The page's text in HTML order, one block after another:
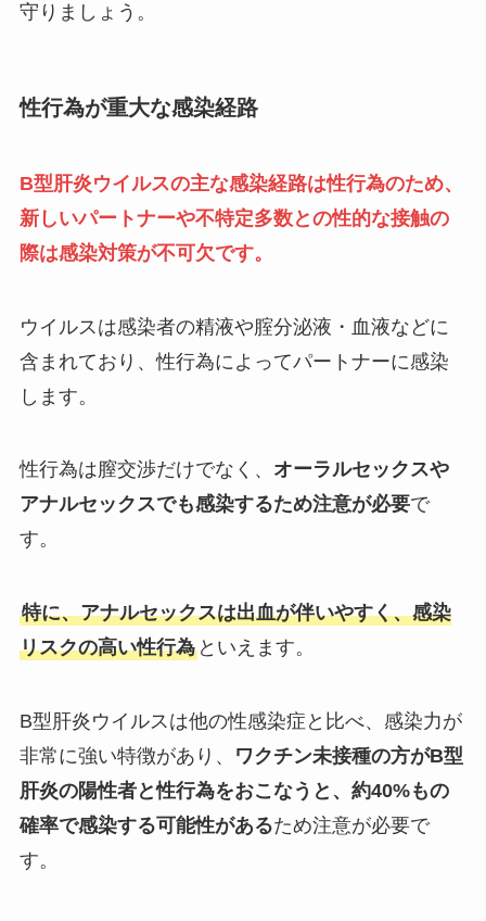
守りましょう。
性行為が重大な感染経路
B型肝炎ウイルスの主な感染経路は性行為のため、
新しいパートナーや不特定多数との性的な接触の
際は感染対策が不可欠です。
ウイルスは感染者の精液や腟分泌液・血液などに
含まれており、性行為によってパートナーに感染
します。
性行為は膣交渉だけでなく、 オーラルセックスや
アナルセックスでも感染するため注意が必要で
す。
特に、アナルセックスは出血が伴いやすく、感染
リスクの高い性行為といえます。
B型肝炎ウイルスは他の性感染症と比べ、感染力が
非常に強い特徴があり、
ワクチン未接種の方がB型
肝炎の陽性者と性行為をおこなうと、約40%もの
確率で感染する可能性があるため注意が必要で
す。